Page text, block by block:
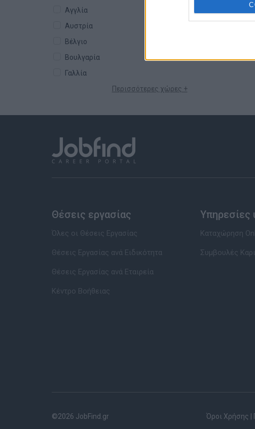
Αγγλία
Αυστρία
Βέλγιο
Βουλγαρία
Γαλλία
Περισσότερες χώρες +
Θέσεις εργασίας
Όλες οι Θέσεις Εργασίας
Θέσεις Εργασίας ανά Ειδικότητα
Θέσεις Εργασίας ανά Εταιρεία
Κέντρο Βοήθειας
Καταχώρηση
Συμβουλές
©2026 JobFind.gr Όροι Χρήσης